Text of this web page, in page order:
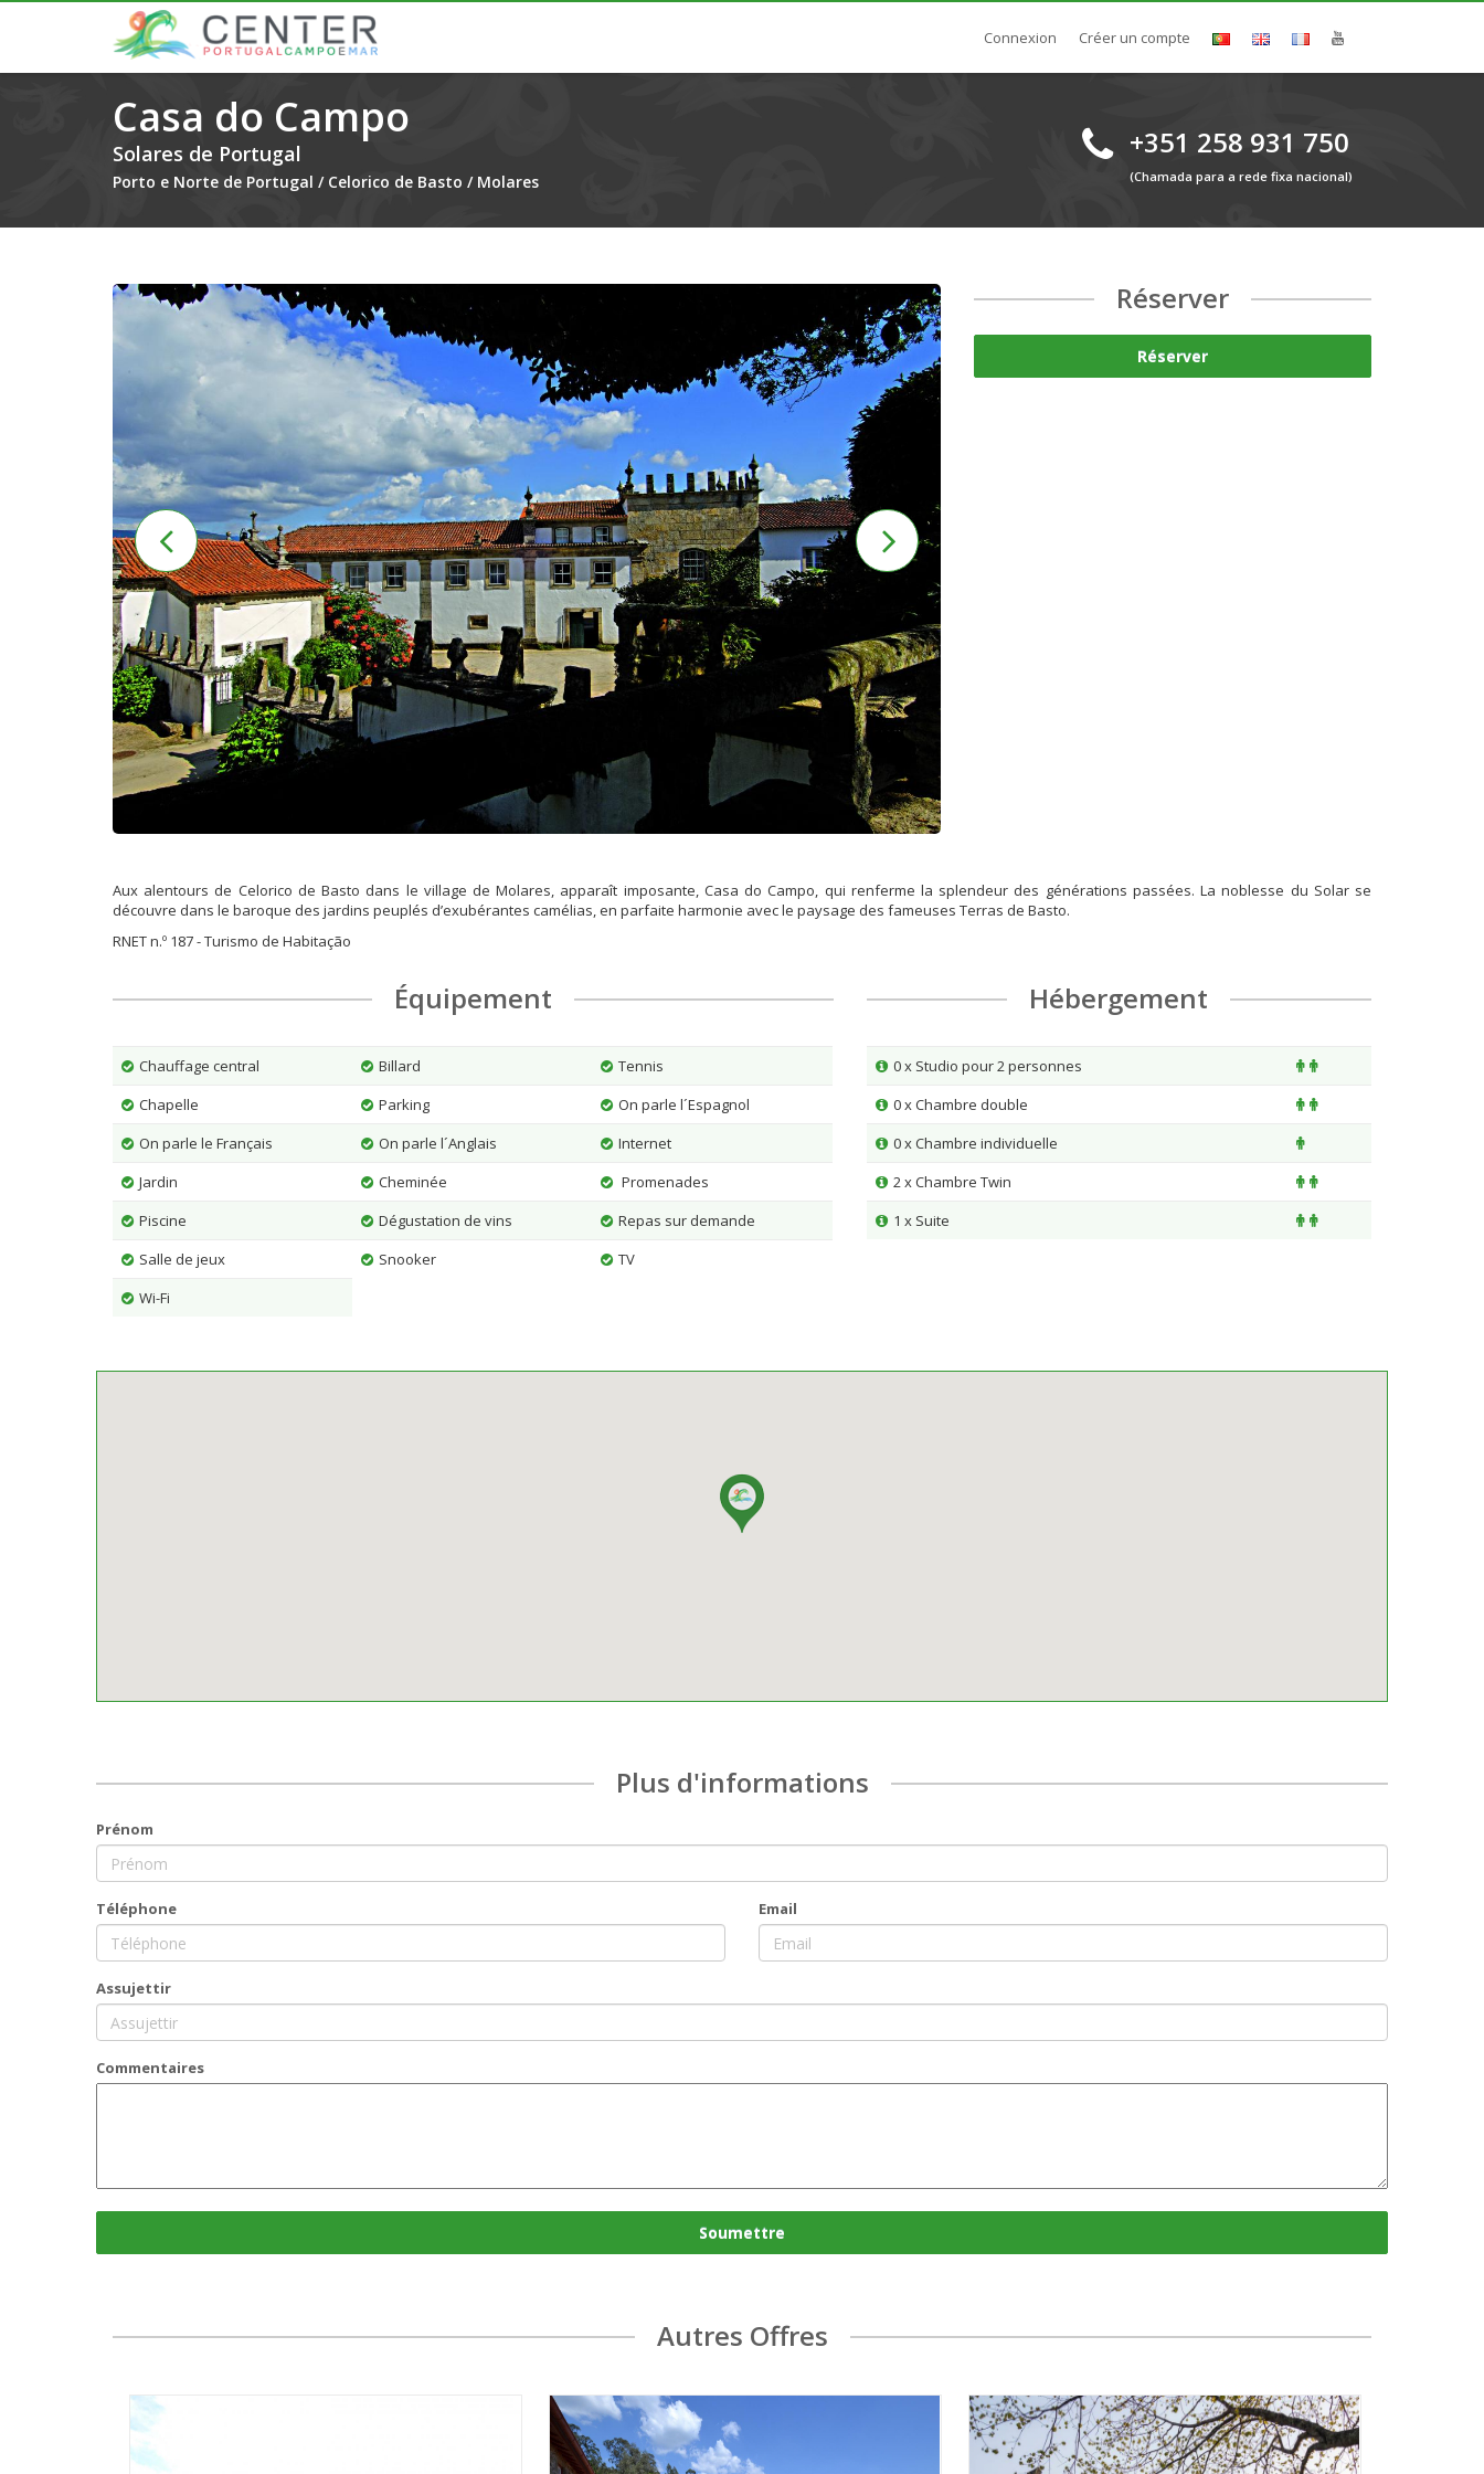
Connexion Créer un compte
Casa do Campo
Solares de Portugal
Porto e Norte de Portugal / Celorico de Basto / Molares
+351 258 931 750
(Chamada para a rede fixa nacional)
Réserver
Réserver
Aux alentours de Celorico de Basto dans le village de Molares, apparaît imposante, Casa do Campo, qui renferme la splendeur des générations passées. La noblesse du Solar se
découvre dans le baroque des jardins peuplés d’exubérantes camélias, en parfaite harmonie avec le paysage des fameuses Terras de Basto.
RNET n.º 187 - Turismo de Habitação
Équipement
Chauffage central Billard
Tennis
Chapelle
Parking
On parle l´Espagnol
On parle le Français
On parle l´Anglais
Internet
Jardin
Cheminée
Promenades
Piscine
Dégustation de vins
Repas sur demande
Salle de jeux
Snooker
TV
Wi-Fi
Hébergement
0 x Studio pour 2 personnes
0 x Chambre double
0 x Chambre individuelle
2 x Chambre Twin
1 x Suite
Plus d'informations
Prénom
Téléphone Email
Assujettir
Commentaires
Soumettre
Autres Offres